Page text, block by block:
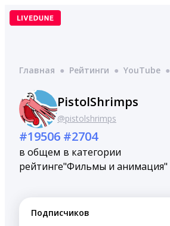
Перейти
Главная ● Рейтинги ● YouTube ●
PistolShrimps
@pistolshrimps
#19506
в общем
рейтинге
#2704
в категории
"Фильмы и анимация"
Подписчиков